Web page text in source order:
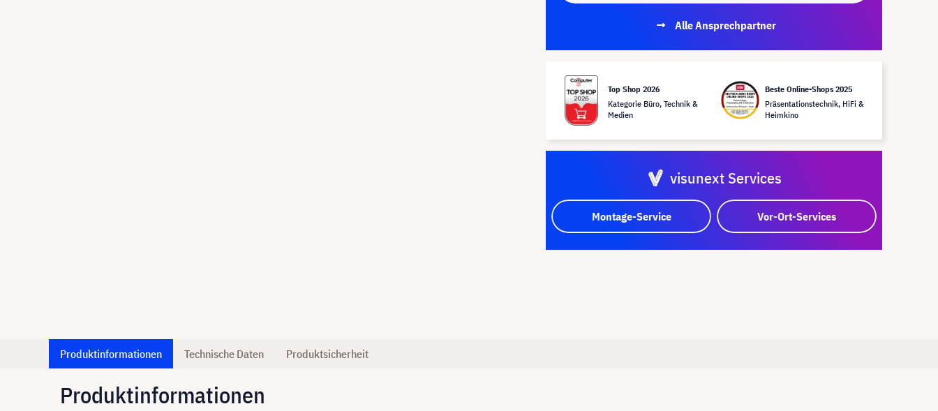
Alle Ansprechpartner
Top Shop 2026
Kategorie Büro, Technik &
Medien
Beste Online-Shops 2025
Präsentationstechnik, HiFi &
Heimkino
visunext Services
Montage-Service Vor-Ort-Services
Produktinformationen Technische Daten Produktsicherheit
Produktinformationen